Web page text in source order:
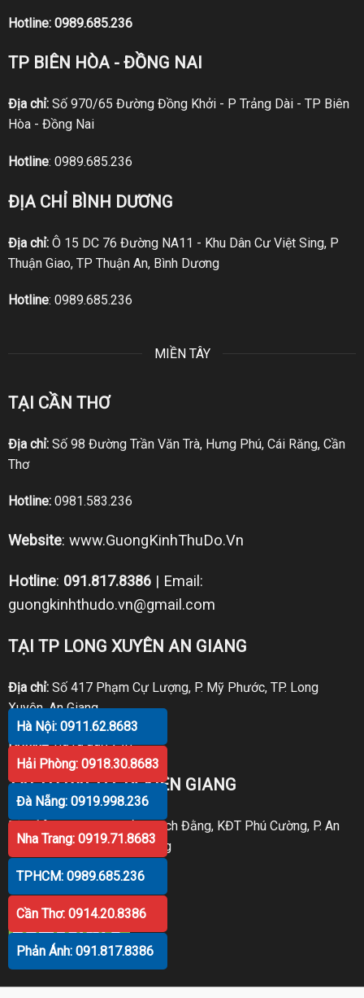
Hotline: 0989.685.236
TP BIÊN HÒA - ĐỒNG NAI
Địa chỉ:Số 970/65 Đường Đồng Khởi - P Trảng Dài - TP Biên
Hòa - Đồng Nai
Hotline: 0989.685.236
ĐỊA CHỈ BÌNH DƯƠNG
Địa chỉ:Ô 15 DC 76 Đường NA11 - Khu Dân Cư Việt Sing, P
Thuận Giao, TP Thuận An, Bình Dương
Hotline: 0989.685.236
MIỀN TÂY
TẠI CẦN THƠ
Địa chỉ:Số 98 Đường Trần Văn Trà, Hưng Phú, Cái Răng, Cần
Thơ
Hotline: 0981.583.236
Website: www.GuongKinhThuDo.Vn
Hotline: 091.817.8386| Email:
guongkinhthudo.vn@gmail.com
TẠI TP LONG XUYÊN AN GIANG
Địa chỉ:Số 417 Phạm Cự Lượng, P. Mỹ Phước, TP. Long
Xuyên, An Giang
Hotline: 0919.998.236
TẠI TP RẠCH GIÁ KIÊN GIANG
Địa chỉ:P30 Căn 07 Trần Bạch Đằng, KĐT Phú Cường, P. An
Hòa, TP. Rạch Giá, Kiên Giang
Hotline: 0919.998.236
Hà Nội: 0911.62.8683
Hải Phòng: 0918.30.8683
Đà Nẵng: 0919.998.236
Nha Trang: 0919.71.8683
TPHCM: 0989.685.236
Cần Thơ: 0914.20.8386
Phản Ánh: 091.817.8386